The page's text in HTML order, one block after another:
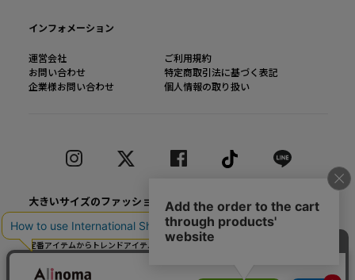
インフォメーション
運営会社
ご利用規約
お問い合わせ
特定商取引法に基づく表記
企業様お問い合わせ
個人情報の取り扱い
大きいサイズのファッション通販【Alinoma】
「Alinoma（アリノマ）は人気ブランドの大きいサイズアイテムを豊富に取りそろ
えるファッション通販サイトです。
定番アイテムからトレンドアイテムまで、様々なカテゴリから大きいサイズ（L～
10L）ファッションをお探しできます！